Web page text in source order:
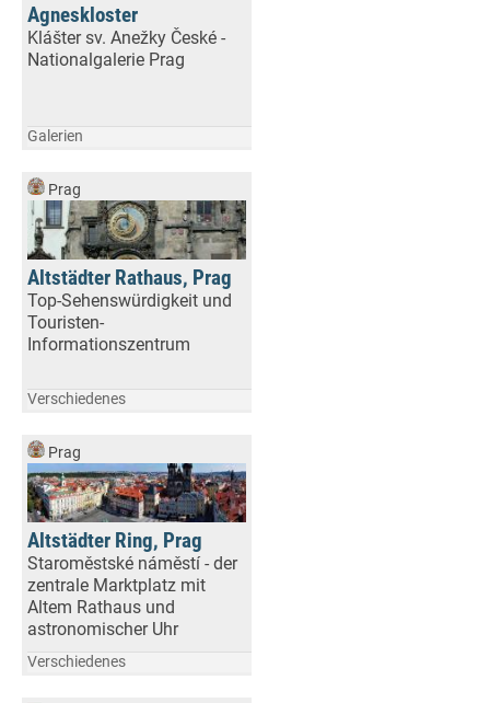
Agneskloster
Klášter sv. Anežky České -
Nationalgalerie Prag
Galerien
Prag
Altstädter Rathaus, Prag
Top-Sehenswürdigkeit und
Touristen-
Informationszentrum
Verschiedenes
Prag
Altstädter Ring, Prag
Staroměstské náměstí - der
zentrale Marktplatz mit
Altem Rathaus und
astronomischer Uhr
Verschiedenes